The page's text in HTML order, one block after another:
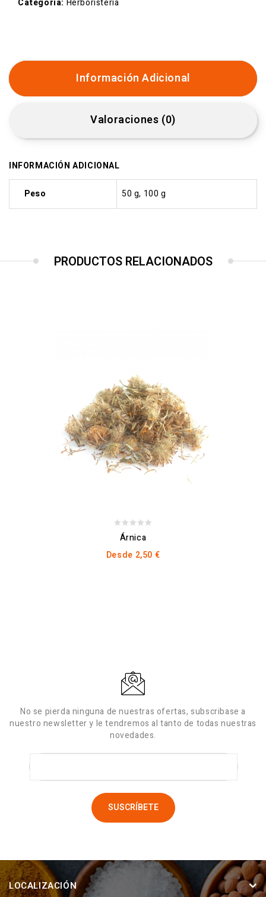
Categoría: Herboristería
Información Adicional
Valoraciones (0)
INFORMACIÓN ADICIONAL
Peso 50 g, 100 g
PRODUCTOS RELACIONADOS
of
Árnica
Desde 2,50 €
No se pierda ninguna de nuestras ofertas, subscribase a
nuestro newsletter y le tendremos al tanto de todas nuestras
novedades.
LOCALIZACIÓN